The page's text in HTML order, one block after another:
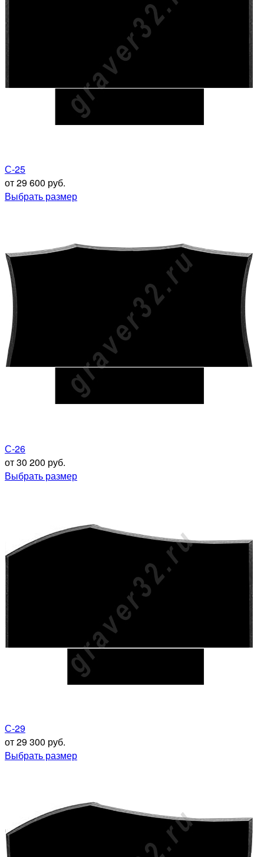
С-25
от 29 600 руб.
Выбрать размер
С-26
от 30 200 руб.
Выбрать размер
С-29
от 29 300 руб.
Выбрать размер